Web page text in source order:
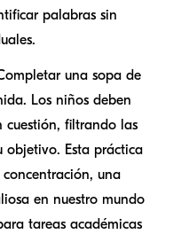
palabras sin
una sopa de
Los niños deben
cuestión, filtrando las
objetivo. Esta práctica
una
en nuestro mundo
tareas académicas